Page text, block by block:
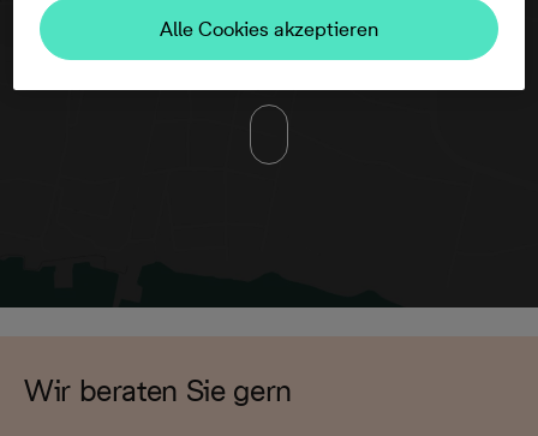
aktivieren Sie bitte die Dienste Dritter in
den Cookie-Einstellungen.
Wir beraten Sie gern
Alle Cookies akzeptieren